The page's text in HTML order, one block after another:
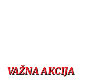
VAŽNA AKCIJA